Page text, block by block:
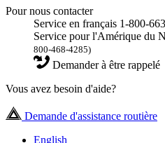
Pour nous contacter
Service en français 1-800-
Service pour l'Amérique du
800-468-4285)
Demander à être rappelé
Vous avez besoin d'aide?
Demande d'assistance routière
English